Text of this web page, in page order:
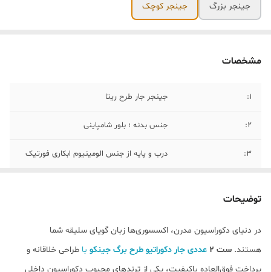
جینجر بزرگ
جینجر کوچک
مشخصات
۱: جینجر جار طرح ریتا
۲: جنس بدنه ؛ بلور شامپاینی
۳: درب و پایه از جنس الومینیوم ابکاری فورتیک
سانت)( ارتفاع بدنه ۳۳ سانت و ارتفاع درب ۳۰
سانت و قطر ۴۰ سانت)
توضیحات
در دنیای دکوراسیون مدرن، اکسسوری‌ها زبان گویای سلیقه شما
هستند. ست ۲ عددی جار دکوراتیو طرح برگ جینکو با طراحی خلاقانه و
پرداخت فوق‌العاده باکیفیت، یکی از ترندهای محبوب دکوراسیون داخلی